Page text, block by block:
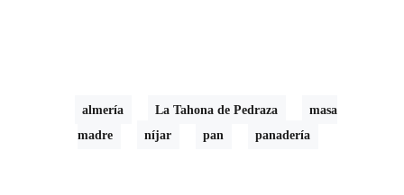
almería La Tahona de Pedraza
masa
madre
níjar pan panadería